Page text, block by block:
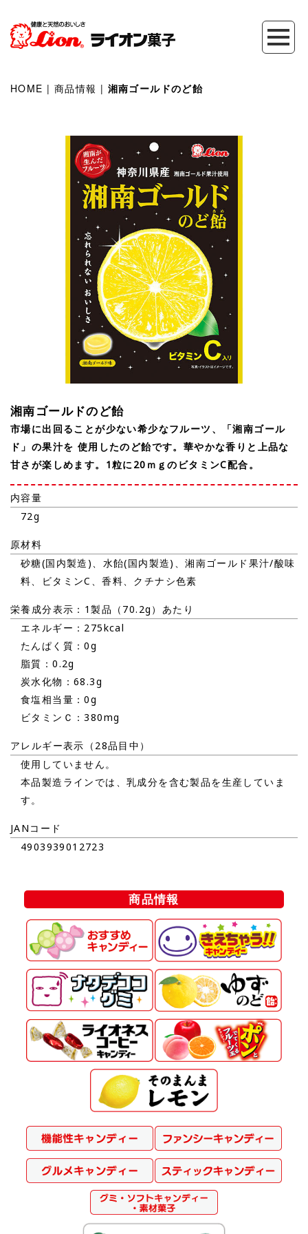
HOME | 商品情報 | 湘南ゴールドのど飴
湘南ゴールドのど飴
市場に出回ることが少ない希少なフルーツ、「湘南ゴール
ド」の果汁を 使用したのど飴です。華やかな香りと上品な
甘さが楽しめます。1粒に20ｍｇのビタミンC配合。
内容量
72g
原材料
砂糖(国内製造)、水飴(国内製造)、湘南ゴールド果汁/酸味
料、ビタミンC、香料、クチナシ色素
栄養成分表示：1製品（70.2g）あたり
エネルギー：275kcal
たんぱく質：0g
脂質：0.2g
炭水化物：68.3g
食塩相当量：0g
ビタミンＣ：380mg
アレルギー表示（28品目中）
使用していません。
本品製造ラインでは、乳成分を含む製品を生産していま
す。
JANコード
4903939012723
商品情報